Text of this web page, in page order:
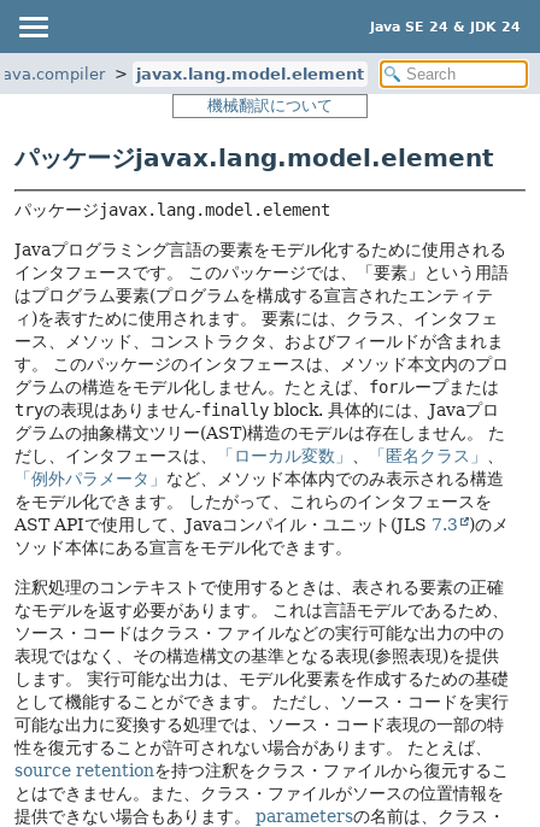
Java SE 24 & JDK 24
javax.lang.model.element
機械翻訳について
パッケージjavax.lang.model.element
パッケージjavax.lang.model.element
Javaプログラミング言語の要素をモデル化するために使用される
インタフェースです。
このパッケージでは、「要素」という用語
はプログラム要素(プログラムを構成する宣言されたエンティテ
ィ)を表すために使用されます。
要素には、クラス、インタフェ
ース、メソッド、コンストラクタ、およびフィールドが含まれま
す。
このパッケージのインタフェースは、メソッド本文内のプロ
グラムの構造をモデル化しません。たとえば、 forループまたは
tryの表現はありません-finally block. 具体的には、Javaプロ
グラムの抽象構文ツリー(AST)構造のモデルは存在しません。
た
だし、インタフェースは、
「ローカル変数」 「匿名クラス」
「例外パラメータ」 など、メソッド本体内でのみ表示される構造
をモデル化できます。
したがって、これらのインタフェースを
AST APIで使用して、Javaコンパイル・ユニット(JLS 7.3
)のメ
ソッド本体にある宣言をモデル化できます。
注釈処理のコンテキストで使用するときは、表される要素の正確
なモデルを返す必要があります。
これは言語モデルであるため、
ソース・コードはクラス・ファイルなどの実行可能な出力の中の
表現ではなく、その構造構文の基準となる表現(参照表現)を提供
します。
実行可能な出力は、モデル化要素を作成するための基礎
として機能することができます。
ただし、ソース・コードを実行
可能な出力に変換する処理では、ソース・コード表現の一部の特
性を復元することが許可されない場合があります。
たとえば、
source retentionを持つ注釈をクラス・ファイルから復元するこ
とはできません。また、クラス・ファイルがソースの位置情報を
提供できない場合もあります。
parametersの名前は、クラス・